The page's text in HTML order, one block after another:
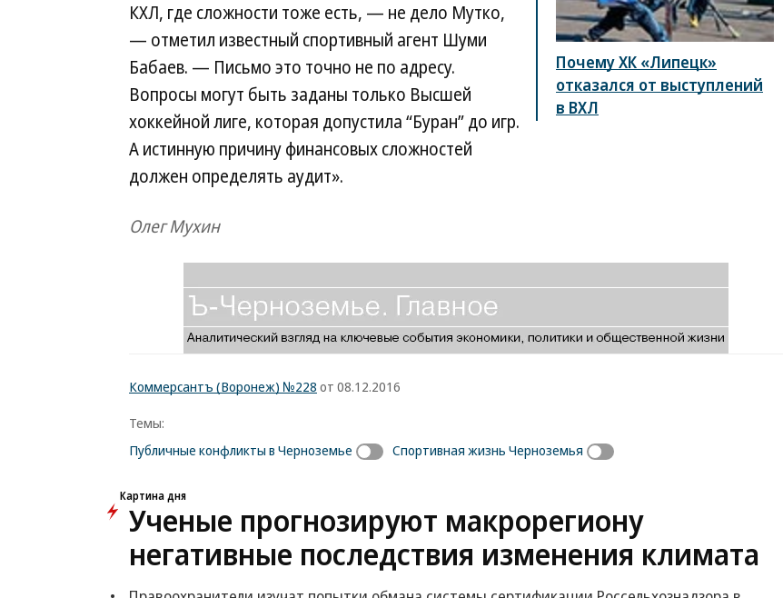
Почему ХК «Липецк»
отказался от выступлений
в ВХЛ
КХЛ, где сложности тоже есть, — не дело Мутко,
— отметил известный спортивный агент Шуми
Бабаев. — Письмо это точно не по адресу.
Вопросы могут быть заданы только Высшей
хоккейной лиге, которая допустила “Буран” до игр.
А истинную причину финансовых сложностей
должен определять аудит».
Олег Мухин
Коммерсантъ (Воронеж) №228 от 08.12.2016
Темы:
Публичные конфликты в Черноземье
Спортивная жизнь Черноземья
Картина дня
Ученые прогнозируют макрорегиону
негативные последствия изменения климата